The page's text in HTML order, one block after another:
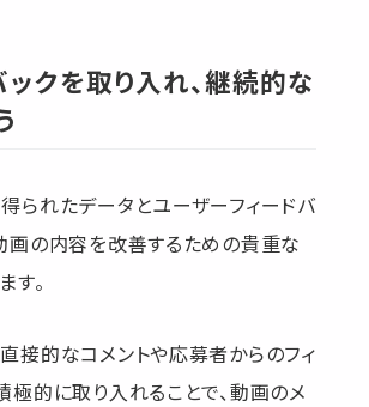
ックを取り入れ、継続的な
られたデータとユーザーフィードバ
画の内容を改善するための貴重な
す。
接的なコメントや応募者からのフィ
極的に取り入れることで、動画のメ